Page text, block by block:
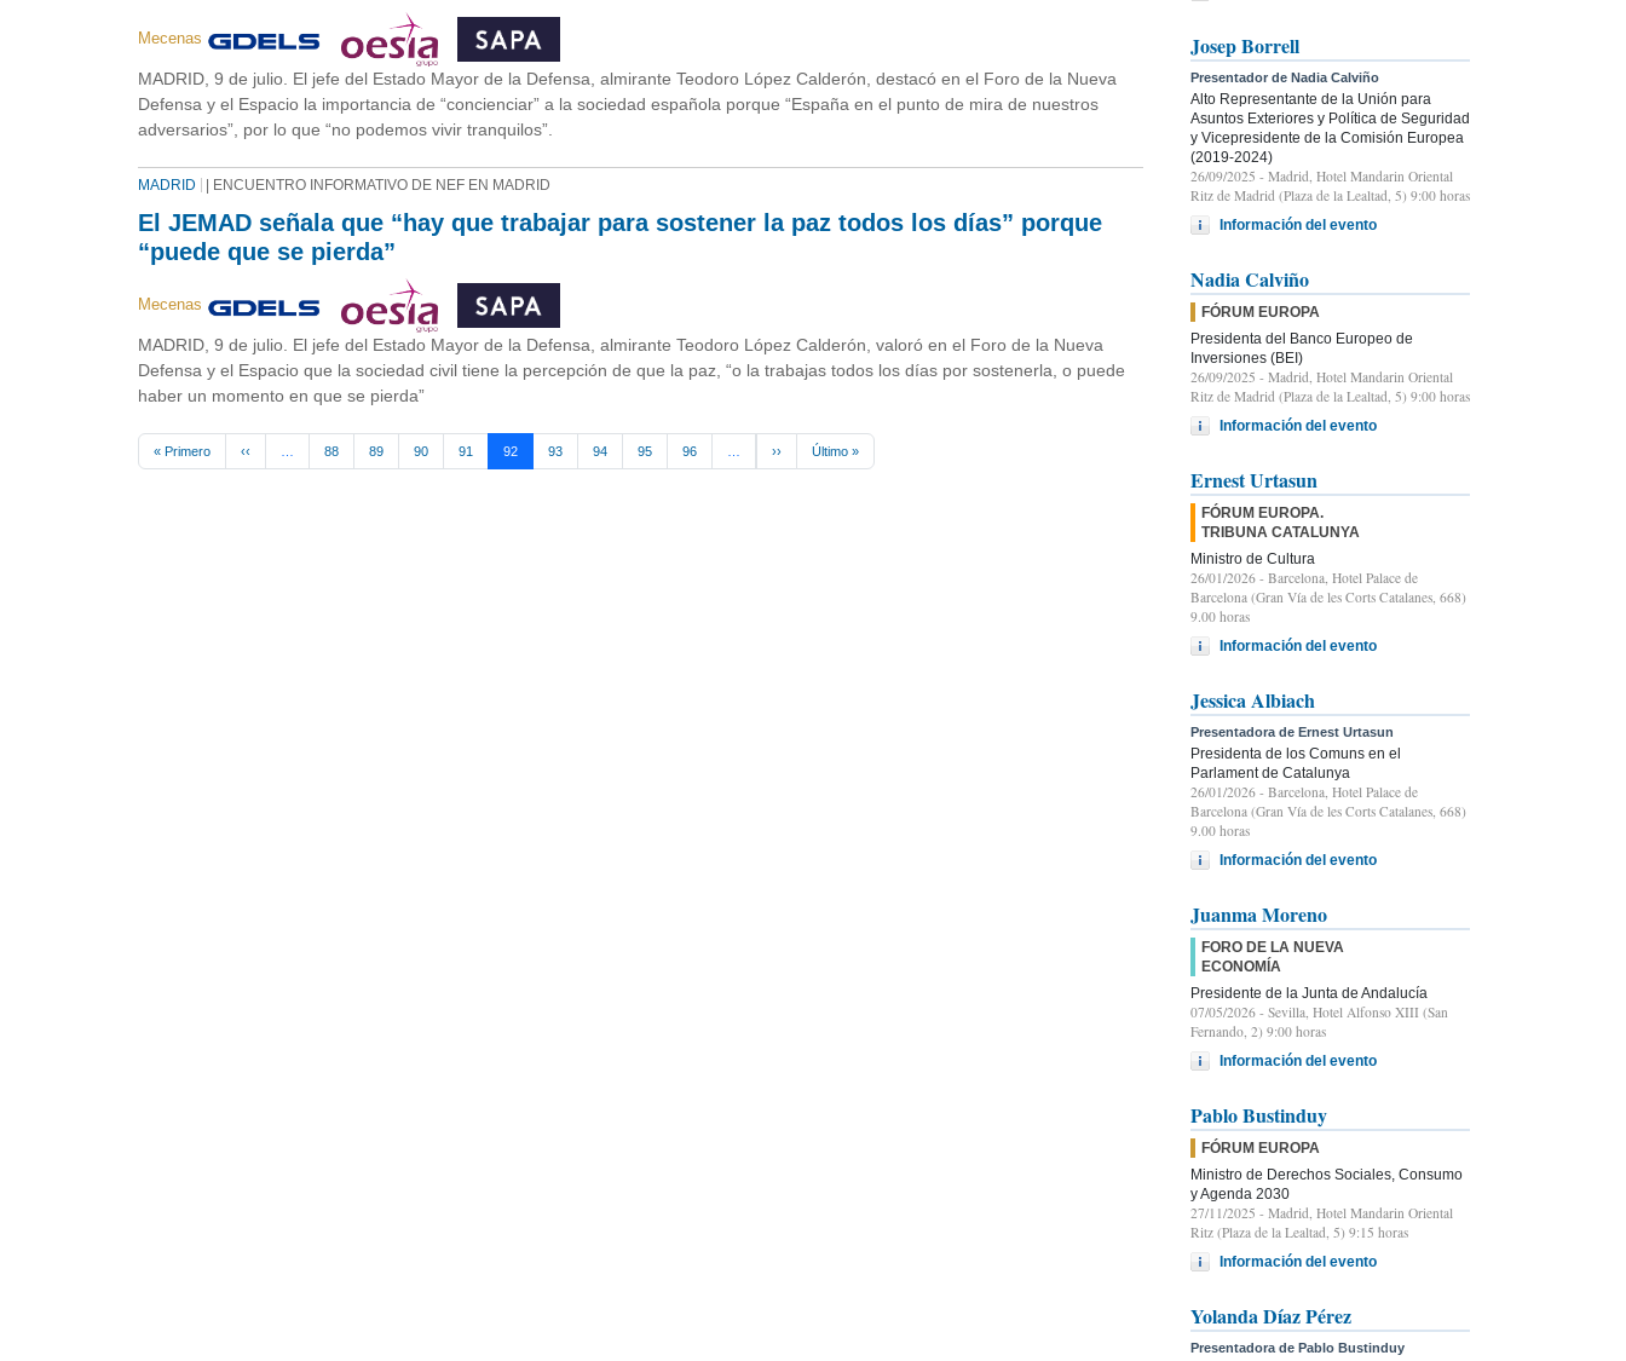
Mecenas
MADRID, 9 de julio. El jefe del Estado Mayor de la Defensa, almirante Teodoro López Calderón, destacó en el Foro de la Nueva
Defensa y el Espacio la importancia de “concienciar” a la sociedad española porque “España en el punto de mira de nuestros
adversarios”, por lo que “no podemos vivir tranquilos”.
MADRID | ENCUENTRO INFORMATIVO DE NEF EN MADRID
El JEMAD señala que “hay que trabajar para sostener la paz todos los días” porque
“puede que se pierda”
Mecenas
MADRID, 9 de julio. El jefe del Estado Mayor de la Defensa, almirante Teodoro López Calderón, valoró en el Foro de la Nueva
Defensa y el Espacio que la sociedad civil tiene la percepción de que la paz, “o la trabajas todos los días por sostenerla, o puede
haber un momento en que se pierda”
Paginación
« PrimeroPrimera página
‹‹ Página anterior
88 89 90 91 92 93 94 95 96 ››Siguiente página
Último »Última página
Josep Borrell
Presentador de Nadia Calviño
Alto Representante de la Unión para
Asuntos Exteriores y Política de Seguridad
y Vicepresidente de la Comisión Europea
(2019-2024)
26/09/2025 - Madrid, Hotel Mandarin Oriental
Ritz de Madrid (Plaza de la Lealtad, 5) 9:00 horas
Información del evento
Nadia Calviño
FÓRUM EUROPA
Presidenta del Banco Europeo de
Inversiones (BEI)
26/09/2025 - Madrid, Hotel Mandarin Oriental
Ritz de Madrid (Plaza de la Lealtad, 5) 9:00 horas
Información del evento
Ernest Urtasun
FÓRUM EUROPA.
TRIBUNA CATALUNYA
Ministro de Cultura
26/01/2026 - Barcelona, Hotel Palace de
Barcelona (Gran Vía de les Corts Catalanes, 668)
9.00 horas
Información del evento
Jessica Albiach
Presentadora de Ernest Urtasun
Presidenta de los Comuns en el
Parlament de Catalunya
26/01/2026 - Barcelona, Hotel Palace de
Barcelona (Gran Vía de les Corts Catalanes, 668)
9.00 horas
Información del evento
Juanma Moreno
FORO DE LA NUEVA
ECONOMÍA
Presidente de la Junta de Andalucía
07/05/2026 - Sevilla, Hotel Alfonso XIII (San
Fernando, 2) 9:00 horas
Información del evento
Pablo Bustinduy
FÓRUM EUROPA
Ministro de Derechos Sociales, Consumo
y Agenda 2030
27/11/2025 - Madrid, Hotel Mandarin Oriental
Ritz (Plaza de la Lealtad, 5) 9:15 horas
Información del evento
Yolanda Díaz Pérez
Presentadora de Pablo Bustinduy